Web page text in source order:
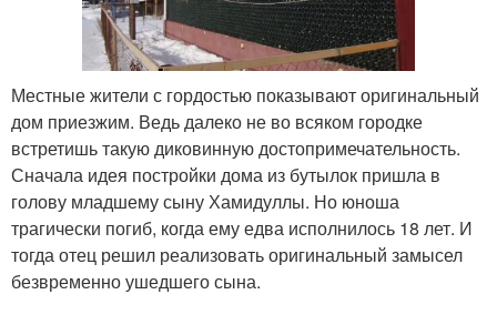
Местные жители с гордостью показывают оригинальный
дом приезжим. Ведь далеко не во всяком городке
встретишь такую диковинную достопримечательность.
Сначала идея постройки дома из бутылок пришла в
голову младшему сыну Хамидуллы. Но юноша
трагически погиб, когда ему едва исполнилось 18 лет. И
тогда отец решил реализовать оригинальный замысел
безвременно ушедшего сына.